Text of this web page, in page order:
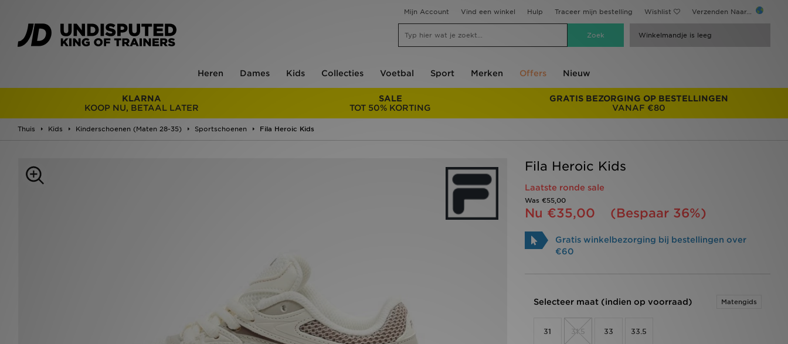
Mijn Account Vind een winkel Hulp Traceer mijn bestelling Wishlist Verzenden Naar...
Winkelmandje is leeg
Heren Dames Kids Collecties Voetbal Sport Merken Offers Nieuw
KLARNA
KOOP NU, BETAAL LATER
SALE
TOT 50% KORTING
GRATIS BEZORGING OP BESTELLINGEN
VANAF €80
Thuis Kids Kinderschoenen (Maten 28-35) Sportschoenen Fila Heroic Kids
Fila Heroic Kids
Laatste ronde sale
Was €55,00
Nu €35,00 (Bespaar 36%)
Gratis winkelbezorging bij bestellingen over
€60
Selecteer maat (indien op voorraad) Matengids
31 31.5 33 33.5